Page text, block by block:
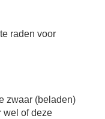
raden voor
zwaar (beladen)
wel of deze